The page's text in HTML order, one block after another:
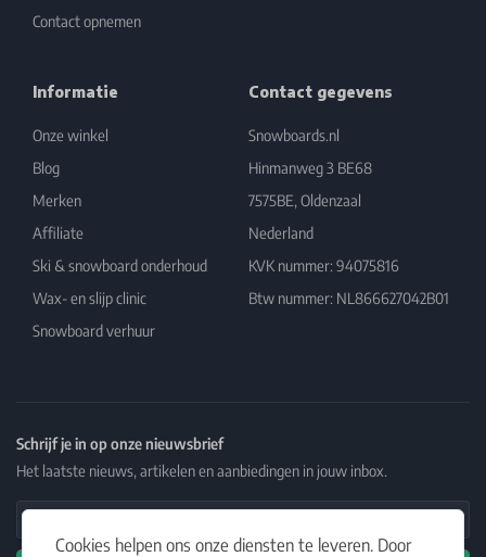
Cookies helpen ons onze diensten te leveren. Door
Contact opnemen
Informatie
Onze winkel
Blog
Merken
Affiliate
Ski & snowboard onderhoud
Wax- en slijp clinic
Snowboard verhuur
Contact gegevens
Snowboards.nl
Hinmanweg 3 BE68
7575BE, Oldenzaal
Nederland
KVK nummer: 94075816
Btw nummer: NL866627042B01
Schrijf je in op onze nieuwsbrief
Het laatste nieuws, artikelen en aanbiedingen in jouw inbox.
Email Address